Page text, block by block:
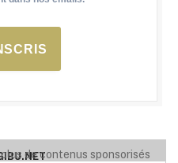
plus de contenus sponsorisés